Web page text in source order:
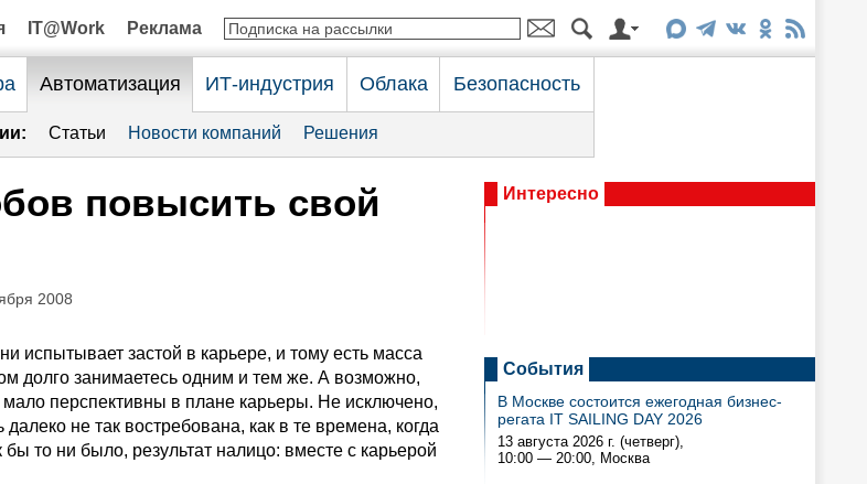
IT@Work Реклама
Автоматизация ИТ-индустрия Облака Безопасность
Статьи Новости компаний Решения
повысить свой
2008
испытывает застой в карьере, и тому есть масса
долго занимаетесь одним и тем же. А возможно,
перспективны в плане карьеры. Не исключено,
не так востребована, как в те времена, когда
то ни было, результат налицо: вместе с карьерой
Интересно
События
В Москве состоится ежегодная бизнес-
регата IT SAILING DAY 2026
13 августа 2026 г. (четверг),
10:00 — 20:00, Москва